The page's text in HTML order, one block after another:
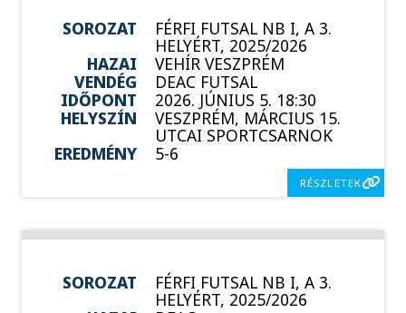
SOROZAT FÉRFI FUTSAL NB I, A 3.
HELYÉRT, 2025/2026
HAZAI
VEHÍR VESZPRÉM
VENDÉG
DEAC FUTSAL
IDŐPONT
2026. JÚNIUS 5. 18:30
HELYSZÍN
VESZPRÉM, MÁRCIUS 15.
UTCAI SPORTCSARNOK
EREDMÉNY
5-6
RÉSZLETEK
SOROZAT FÉRFI FUTSAL NB I, A 3.
HELYÉRT, 2025/2026